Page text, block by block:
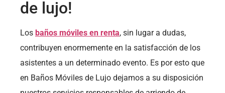
de lujo!
Los baños móviles en renta, sin lugar a dudas,
contribuyen enormemente en la satisfacción de los
asistentes a un determinado evento. Es por esto que
en Baños Móviles de Lujo dejamos a su disposición